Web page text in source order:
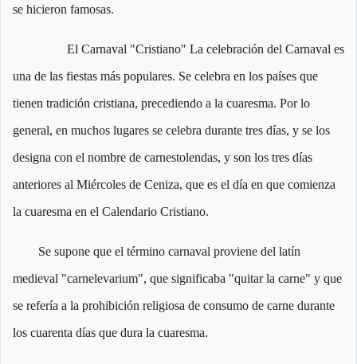
se hicieron famosas.
El Carnaval "Cristiano" La celebración del Carnaval es
una de las fiestas más populares. Se celebra en los países que
tienen tradición cristiana, precediendo a la cuaresma. Por lo
general, en muchos lugares se celebra durante tres días, y se los
designa con el nombre de carnestolendas, y son los tres días
anteriores al Miércoles de Ceniza, que es el día en que comienza
la cuaresma en el Calendario Cristiano.
Se supone que el término carnaval proviene del latín
medieval "carnelevarium", que significaba "quitar la carne" y que
se refería a la prohibición religiosa de consumo de carne durante
los cuarenta días que dura la cuaresma.